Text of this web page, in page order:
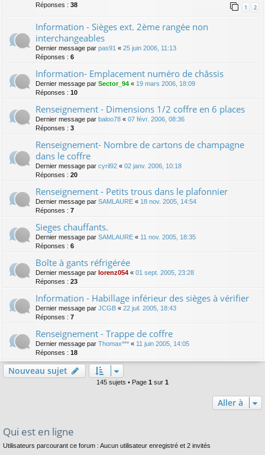
Réponses : 38 1 2
Information - Sièges ext. 2ème rangée non
interchangeables
Dernier message par pas91 « 25 juin 2006, 11:13
Réponses : 6
Information- Emplacement numéro de châssis
Dernier message par Sector_94 « 19 mars 2006, 18:09
Réponses : 10
Renseignement - Dimensions 1/2 coffre en 6 places
Dernier message par baloo78 « 07 févr. 2006, 08:36
Réponses : 3
Renseignement- Nombre de cartons de champagne
dans le coffre
Dernier message par cyril92 « 02 janv. 2006, 10:18
Réponses : 20
Renseignement - Petits trous dans le plafonnier
Dernier message par SAMLAURE « 18 nov. 2005, 14:54
Réponses : 7
Sieges chauffants.
Dernier message par SAMLAURE « 11 nov. 2005, 18:35
Réponses : 6
Boîte à gants réfrigérée
Dernier message par lorenz054 « 01 sept. 2005, 23:28
Réponses : 23
Information - Habillage inférieur des sièges à vérifier
Dernier message par JCGB « 22 juil. 2005, 18:43
Réponses : 7
Renseignement - Trappe de coffre
Dernier message par Thomax*** « 11 juin 2005, 14:05
Réponses : 18
Nouveau sujet
145 sujets • Page 1 sur 1
Aller à
Qui est en ligne
Utilisateurs parcourant ce forum : Aucun utilisateur enregistré et 2 invités